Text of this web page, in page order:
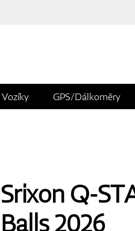
Vozíky GPS/Dálkoměry
Srixon Q-
Balls 2026